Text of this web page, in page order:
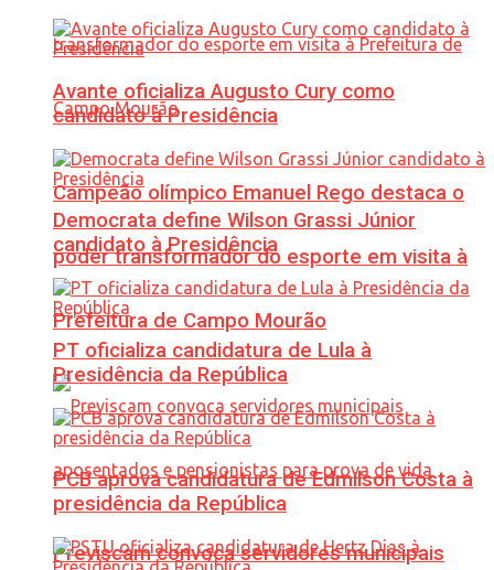
Campeão olímpico Emanuel Rego destaca o
poder transformador do esporte em visita à
Prefeitura de Campo Mourão
Previscam convoca servidores municipais
Avante oficializa Augusto Cury como
candidato à Presidência
Democrata define Wilson Grassi Júnior
candidato à Presidência
PT oficializa candidatura de Lula à
Presidência da República
PCB aprova candidatura de Edmilson Costa à
presidência da República